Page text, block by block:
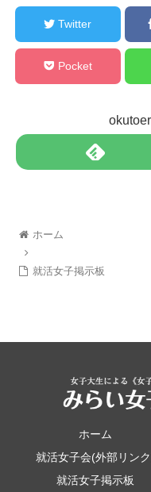
Twitter
Pocket
ホーム
就活女子掲示板
ホーム
就活女子会(外部リン
就活女子掲示板